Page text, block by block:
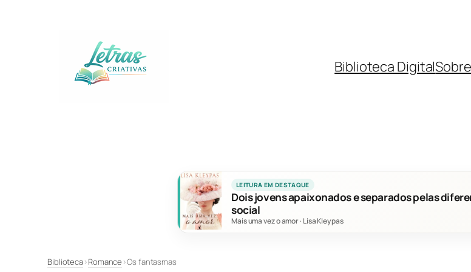
Biblioteca Digital
LEITURA EM DESTAQUE
Dois jovens apaixonados e separados pelas
social
Mais uma vez o amor · Lisa Kleypas
Biblioteca›Romance ›Os fantasmas